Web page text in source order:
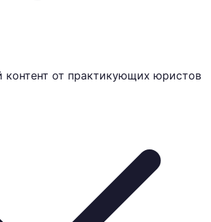
контент от практикующих юристов